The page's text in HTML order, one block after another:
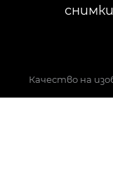
Качество на